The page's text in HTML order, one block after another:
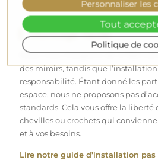
Montage facile
Nous nous chargeons de la
des miroirs, tandis que l’installation
responsabilité. Étant donné les
espace, nous ne proposons pas
standards. Cela vous offre la liberté
chevilles ou crochets qui
et à vos besoins.
Lire notre guide d’installation pas
Politique de
Personnaliser les
Tout